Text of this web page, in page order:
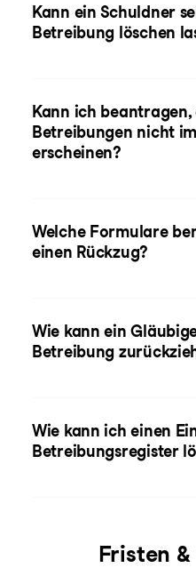
Kann ein Schuldner
Betreibung löschen
Kann ich
Betreibungen nicht
erscheinen?
Welche Formulare
einen Rückzug?
Wie kann ein
Betreibung
Wie kann ich einen
Betreibungsregister
Fristen